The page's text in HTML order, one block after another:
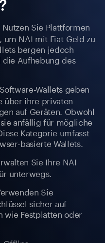
Nutzen Sie Plattformen
NAI mit Fiat-Geld zu
bergen jedoch
die Aufhebung des
Wallets geben
über ihre privaten
auf Geräten. Obwohl
anfällig für mögliche
Kategorie umfasst
basierte Wallets.
Sie Ihre NAI
unterwegs.
Sie
sicher auf
Festplatten oder